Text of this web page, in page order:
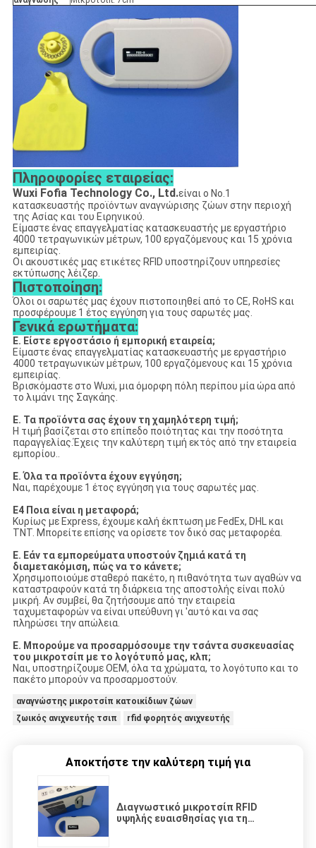
Πληροφορίες εταιρείας:
Wuxi Fofia Technology Co., Ltd.είναι ο Νο.1
κατασκευαστής προϊόντων αναγνώρισης ζώων στην περιοχή
της Ασίας και του Ειρηνικού.
Είμαστε ένας επαγγελματίας κατασκευαστής με εργαστήριο
4000 τετραγωνικών μέτρων, 100 εργαζόμενους και 15 χρόνια
εμπειρίας.
Οι ακουστικές μας ετικέτες RFID υποστηρίζουν υπηρεσίες
εκτύπωσης λέιζερ.
Πιστοποίηση:
Όλοι οι σαρωτές μας έχουν πιστοποιηθεί από το CE, RoHS και
προσφέρουμε 1 έτος εγγύηση για τους σαρωτές μας.
Γενικά ερωτήματα:
Ε. Είστε εργοστάσιο ή εμπορική εταιρεία;
Είμαστε ένας επαγγελματίας κατασκευαστής με εργαστήριο
4000 τετραγωνικών μέτρων, 100 εργαζόμενους και 15 χρόνια
εμπειρίας.
Βρισκόμαστε στο Wuxi, μια όμορφη πόλη περίπου μία ώρα από
το λιμάνι της Σαγκάης.
Ε. Τα προϊόντα σας έχουν τη χαμηλότερη τιμή;
Η τιμή βασίζεται στο επίπεδο ποιότητας και την ποσότητα
παραγγελίας.Έχεις την καλύτερη τιμή εκτός από την εταιρεία
εμπορίου..
Ε. Όλα τα προϊόντα έχουν εγγύηση;
Ναι, παρέχουμε 1 έτος εγγύηση για τους σαρωτές μας.
Ε4 Ποια είναι η μεταφορά;
Κυρίως με Express, έχουμε καλή έκπτωση με FedEx, DHL και
TNT. Μπορείτε επίσης να ορίσετε τον δικό σας μεταφορέα.
Ε. Εάν τα εμπορεύματα υποστούν ζημιά κατά τη
διαμετακόμιση, πώς να το κάνετε;
Χρησιμοποιούμε σταθερό πακέτο, η πιθανότητα των αγαθών να
καταστραφούν κατά τη διάρκεια της αποστολής είναι πολύ
μικρή. Αν συμβεί, θα ζητήσουμε από την εταιρεία
ταχυμεταφορών να είναι υπεύθυνη γι 'αυτό και να σας
πληρώσει την απώλεια.
Ε. Μπορούμε να προσαρμόσουμε την τσάντα συσκευασίας
του μικροτσίπ με το λογότυπό μας, κλπ;
Ναι, υποστηρίζουμε OEM, όλα τα χρώματα, το λογότυπο και το
πακέτο μπορούν να προσαρμοστούν.
αναγνώστης μικροτσίπ κατοικίδιων ζώων
ζωικός ανιχνευτής τσιπ
rfid φορητός ανιχνευτής
Αποκτήστε την καλύτερη τιμή για
Διαγνωστικό μικροτσίπ RFID
υψηλής ευαισθησίας για τη